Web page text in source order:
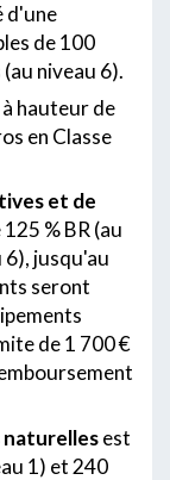
d'une
de 100
niveau 6).
à hauteur de
en Classe
et de
125 % BR (au
6), jusqu'au
seront
de 1 700 €
naturellesest
1) et 240